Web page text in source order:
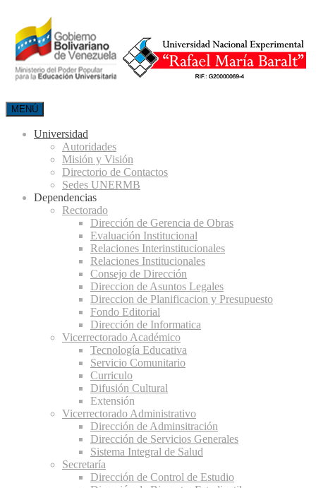
MENÚ
Universidad
Autoridades
Misión y Visión
Directorio de Contactos
Sedes UNERMB
Dependencias
Rectorado
Dirección de Gerencia de Obras
Evaluación Institucional
Relaciones Interinstitucionales
Relaciones Institucionales
Consejo de Dirección
Direccion de Asuntos Legales
Direccion de Planificacion y Presupuesto
Fondo Editorial
Dirección de Informatica
Vicerrectorado Académico
Tecnología Educativa
Servicio Comunitario
Curriculo
Difusión Cultural
Extensión
Vicerrectorado Administrativo
Dirección de Adminsitración
Dirección de Servicios Generales
Sistema Integral de Salud
Secretaría
Dirección de Control de Estudio